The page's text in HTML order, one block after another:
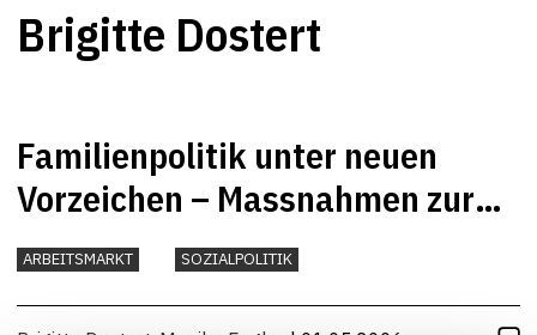
Brigitte Dostert
Familienpolitik unter neuen
Vorzeichen – Massnahmen zur
erhöhten
Frauenerwerbstätigkeit
ARBEITSMARKT SOZIALPOLITIK